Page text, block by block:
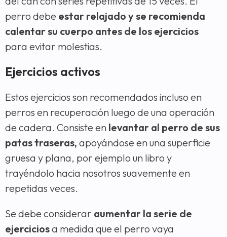
perro debe estar relajado y se recomienda
calentar su cuerpo antes de los ejercicios
para evitar molestias.
Ejercicios activos
Estos ejercicios son recomendados incluso en
perros en recuperación luego de una operación
de cadera. Consiste en levantar al perro de sus
patas traseras, apoyándose en una superficie
gruesa y plana, por ejemplo un libro y
trayéndolo hacia nosotros suavemente en
repetidas veces.
Se debe considerar aumentar la serie de
ejerciciosa medida que el perro vaya